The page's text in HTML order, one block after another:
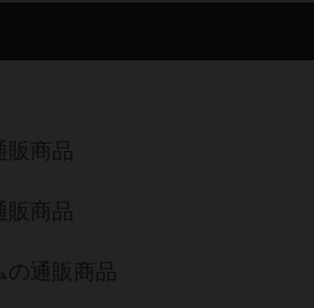
販商品
販商品
の通販商品